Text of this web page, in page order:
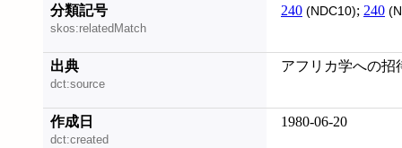
分類記号
skos:relatedMatch
240 (NDC10); 240
出典
dct:source
アフリカ学への招
作成日
dct:created
1980-06-20